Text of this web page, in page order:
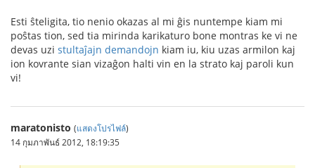
Esti ŝteligita, tio nenio okazas al mi ĝis nuntempe kiam mi
poŝtas tion, sed tia mirinda karikaturo bone montras ke vi ne
devas uzi stultaĵajn demandojn kiam iu, kiu uzas armilon kaj
ion kovrante sian vizaĝon halti vin en la strato kaj paroli kun
vi!
maratonisto (แสดงโปรไฟล์)
14 กุมภาพันธ์ 2012, 18:19:35